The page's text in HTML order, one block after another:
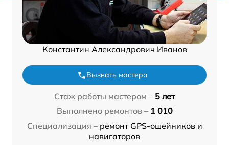
Константин Александрович Иванов
Вызвать мастера
Стаж работы мастером – 5 лет
Выполнено ремонтов – 1 010
Специализация – ремонт GPS-ошейников и
навигаторов